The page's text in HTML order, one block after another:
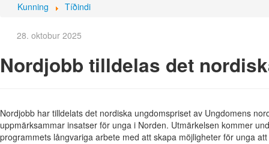
Kunning Tíðindi
28. oktobur 2025
Nordjobb tilldelas det
Nordjobb har tilldelats det nordiska ungdomspriset av Ungdomens
uppmärksammar insatser för unga i Norden. Utmärkelsen kommer
programmets långvariga arbete med att skapa möjligheter för unga